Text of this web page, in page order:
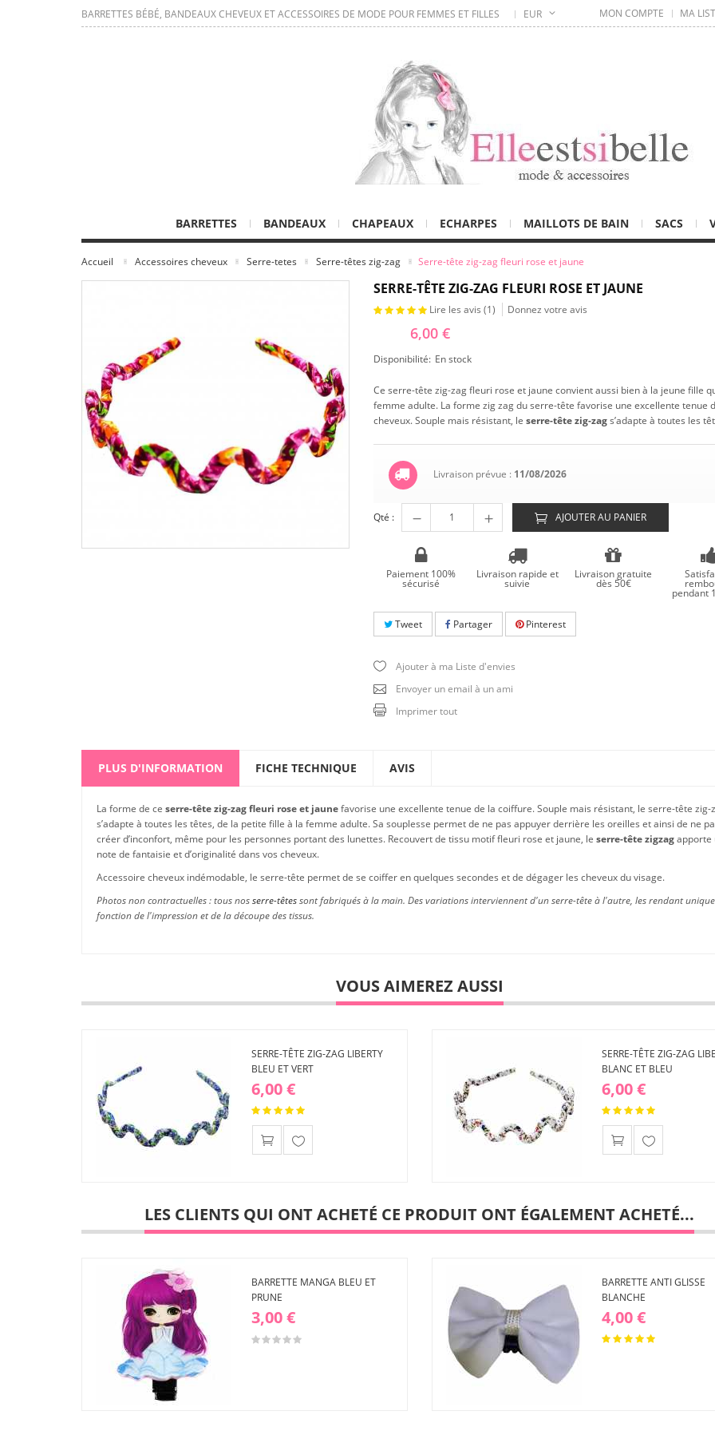
BARRETTES BÉBÉ, BANDEAUX CHEVEUX ET ACCESSOIRES DE MODE POUR FEMMES ET FILLES EUR MON COMPTE MA
BARRETTES BANDEAUX CHAPEAUX ECHARPES MAILLOTS DE BAIN SACS
Accueil Accessoires cheveux Serre-tetes Serre-têtes zig-zag Serre-tête zig-zag fleuri rose et jaune
SERRE-TÊTE ZIG-ZAG FLEURI ROSE ET JAUNE
Lire les avis (1) Donnez votre avis
6,00 €
Disponibilité: En stock
Ce serre-tête zig-zag fleuri rose et jaune convient aussi bien à la jeune fille
femme adulte. La forme zig zag du serre-tête favorise une excellente tenue
cheveux. Souple mais résistant, le serre-tête zig-zags’adapte à toutes les
Livraison prévue : 11/08/2026
Qté : AJOUTER AU PANIER
Paiement 100%
sécurisé
Livraison rapide et
suivie
Livraison gratuite
dès 50€
pendant
Tweet Partager Pinterest
Ajouter à ma Liste d'envies
Envoyer un email à un ami
Imprimer tout
PLUS D'INFORMATION FICHE TECHNIQUE AVIS
La forme de ce serre-tête zig-zag fleuri rose et jaunefavorise une excellente tenue de la coiffure. Souple mais résistant, le serre-tête zig-
s’adapte à toutes les têtes, de la petite fille à la femme adulte. Sa souplesse permet de ne pas appuyer derrière les oreilles et ainsi de ne
créer d’inconfort, même pour les personnes portant des lunettes. Recouvert de tissu motif fleuri rose et jaune, le serre-tête zigzagapporte
note de fantaisie et d’originalité dans vos cheveux.
Accessoire cheveux indémodable, le serre-tête permet de se coiffer en quelques secondes et de dégager les cheveux du visage.
Photos non contractuelles : tous nosserre-têtessont fabriqués à la main. Des variations interviennent d'un serre-tête à l'autre, les rendant
fonction de l'impression et de la découpe des tissus.
VOUS AIMEREZ AUSSI
SERRE-TÊTE ZIG-ZAG LIBERTY
BLEU ET VERT
6,00 €
d'envies
SERRE-TÊTE ZIG-ZAG
BLANC ET BLEU
6,00 €
d'envies
LES CLIENTS QUI ONT ACHETÉ CE PRODUIT ONT ÉGALEMENT ACHETÉ...
BARRETTE MANGA BLEU ET
PRUNE
3,00 €
BARRETTE ANTI GLISSE
BLANCHE
4,00 €